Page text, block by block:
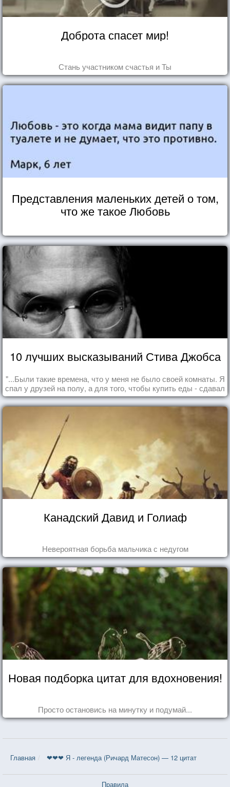
Доброта спасет мир!
Стань участником счастья и Ты
Представления маленьких детей о том,
что же такое Любовь
10 лучших высказываний Стива Джобса
"...Были такие времена, что у меня не было своей комнаты. Я
спал у друзей на полу, а для того, чтобы купить еды - сдавал
бутылки из под кока-колы"
Канадский Давид и Голиаф
Невероятная борьба мальчика с недугом
Новая подборка цитат для вдохновения!
Просто остановись на минутку и подумай...
Главная ❤❤❤ Я - легенда (Ричард Матесон) — 12 цитат
Правила